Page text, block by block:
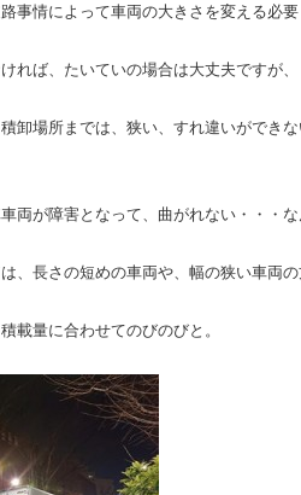
事情によって車両の大きさを変える必
れば、たいていの場合は大丈夫ですが
卸場所までは、狭い、すれ違いができ
両が障害となって、曲がれない・・・
、長さの短めの車両や、幅の狭い車両
載量に合わせてのびのびと。